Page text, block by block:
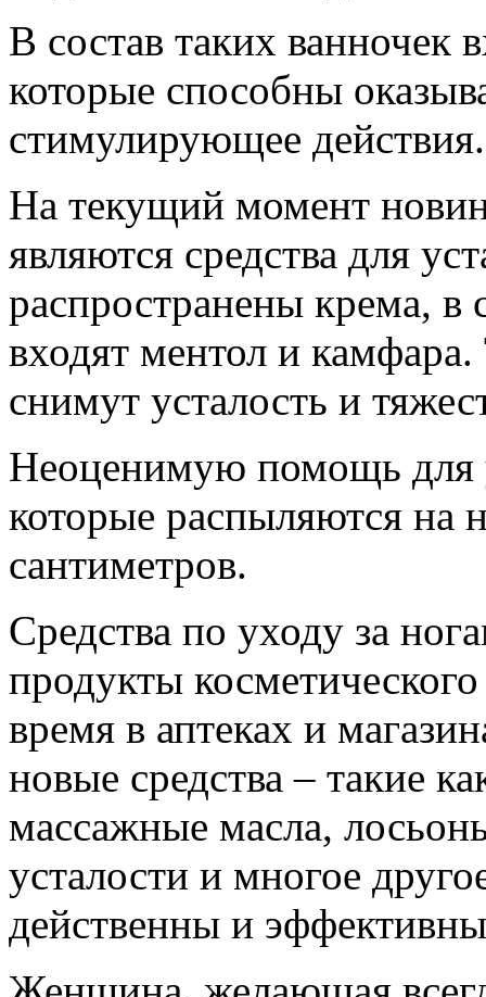
В состав таких ванночек
которые способны
стимулирующее действия.
На текущий момент
являются средства для
распространены крема, в
входят ментол и
снимут усталость и
Неоценимую помощь для
которые распыляются на
сантиметров.
Средства по уходу за
продукты
время в аптеках и
новые средства – такие
массажные масла,
усталости и многое
действенны и